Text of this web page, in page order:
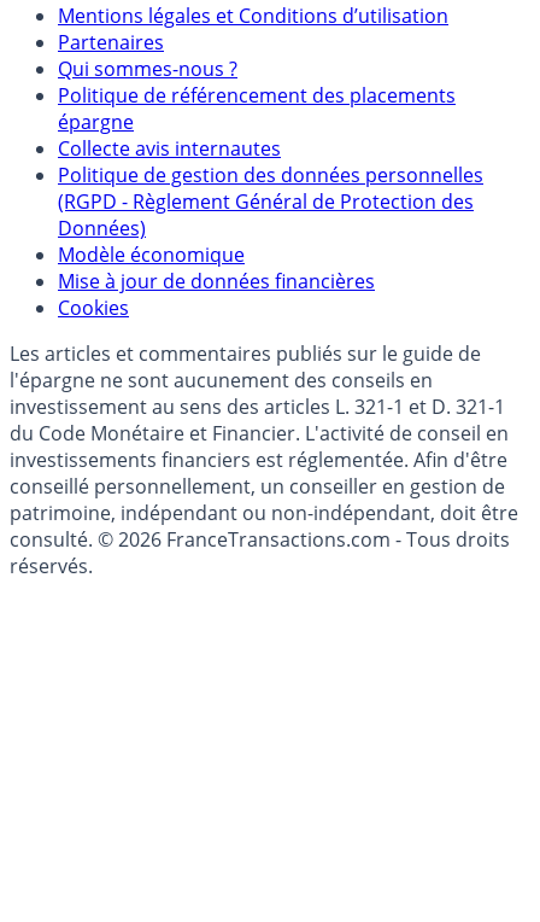
Mentions légales et Conditions d’utilisation
Partenaires
Qui sommes-nous ?
Politique de référencement des placements
épargne
Collecte avis internautes
Politique de gestion des données personnelles
(RGPD - Règlement Général de Protection des
Données)
Modèle économique
Mise à jour de données financières
Cookies
Les articles et commentaires publiés sur le guide de
l'épargne ne sont aucunement des conseils en
investissement au sens des articles L. 321-1 et D. 321-1
du Code Monétaire et Financier. L'activité de conseil en
investissements financiers est réglementée. Afin d'être
conseillé personnellement, un conseiller en gestion de
patrimoine, indépendant ou non-indépendant, doit être
consulté. © 2026 FranceTransactions.com - Tous droits
réservés.